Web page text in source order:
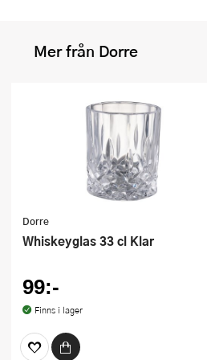
Mer från Dorre
Dorre
Whiskeyglas 33 cl Klar
99:-
Finns i lager